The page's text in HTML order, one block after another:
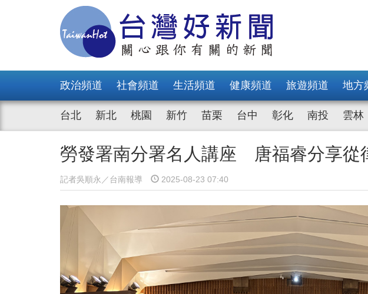
政治頻道 社會頻道 生活頻道 健康頻道 旅遊頻道 地方
台北 新北 桃園 新竹 苗栗 台中 彰化 南投 雲林
勞發署南分署名人講座 唐福睿分享從
記者吳順永／台南報導 2025-08-23 07:40